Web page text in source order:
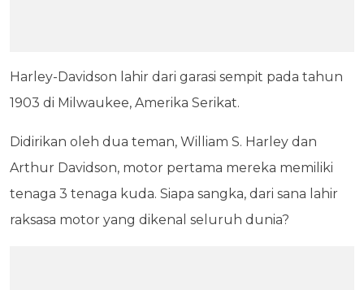
Harley-Davidson lahir dari garasi sempit pada tahun
1903 di Milwaukee, Amerika Serikat.
Didirikan oleh dua teman, William S. Harley dan
Arthur Davidson, motor pertama mereka memiliki
tenaga 3 tenaga kuda. Siapa sangka, dari sana lahir
raksasa motor yang dikenal seluruh dunia?